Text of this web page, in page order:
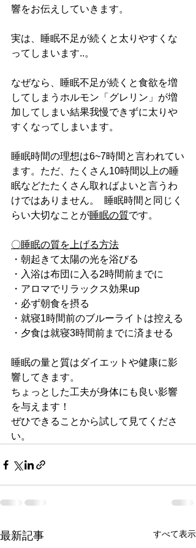
響をお伝えしていきます。
実は、睡眠不足が続くと太りやすくな
ってしまいます..。
なぜなら、睡眠不足が続くと食欲を増
してしまうホルモン「グレリン」が増
加してしまい結果我慢できずに太りや
すくなってしまいます。
睡眠時間の理想は6~7時間と言われてい
ます。ただ、たくさん10時間以上の睡
眠などたたくさん取ればよいと言うわ
けではありません。  睡眠時間と同じく
らい大切なことが睡眠の質です。
〇睡眠の質を上げる方法
・朝起きて太陽の光を浴びる
・入浴は布団に入る2時間前までに
・アロマでリラックス効果up
・必ず朝食を摂る
・就寝1時間前のブルーライトは控える
・夕食は就寝3時間前までに済ませる
睡眠の量と質はダイエットや健康に影
響してきます。
ちょっとした工夫が身体にも良い影響
を与えます！
ぜひできることから試して見てくださ
い。
最新記事 すべて表示